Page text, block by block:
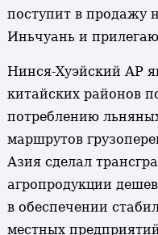
поступит в продажу
Иньчуань и
Нинся-Хуэйский АР
китайских районов
потреблению
маршрутов
Азия сделал
агропродукции
в обеспечении
местных